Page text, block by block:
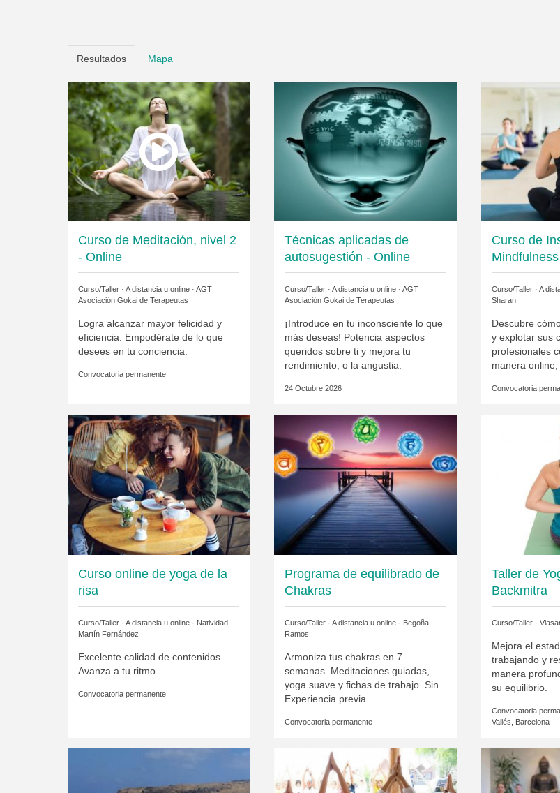
Resultados Mapa
Curso de Meditación, nivel 2
- Online
Curso/Taller · A distancia u online · AGT
Asociación Gokai de Terapeutas
Logra alcanzar mayor felicidad y
eficiencia. Empodérate de lo que
desees en tu conciencia.
Convocatoria permanente
Técnicas aplicadas de
autosugestión - Online
Curso/Taller · A distancia u online ·AGT
Asociación Gokai de Terapeutas
¡Introduce en tu inconsciente lo que
más deseas! Potencia aspectos
queridos sobre ti y mejora tu
rendimiento, o la angustia.
24 Octubre 2026
Curso de
Mindfulness
Curso/Taller · A
Sharan
Descubre
y explotar sus
profesionales
manera
Convocatoria
Curso online de yoga de la
risa
Curso/Taller · A distancia u online · Natividad
Martín Fernández
Excelente calidad de contenidos.
Avanza a tu ritmo.
Convocatoria permanente
Programa de equilibrado de
Chakras
Curso/Taller · A distancia u online · Begoña
Ramos
Armoniza tus chakras en 7
semanas. Meditaciones guiadas,
yoga suave y fichas de trabajo. Sin
Experiencia previa.
Convocatoria permanente
Taller de
Backmitra
Curso/Taller ·
Mejora el
trabajando y
manera
su equilibrio.
Convocatoria
Vallés, Barcelona